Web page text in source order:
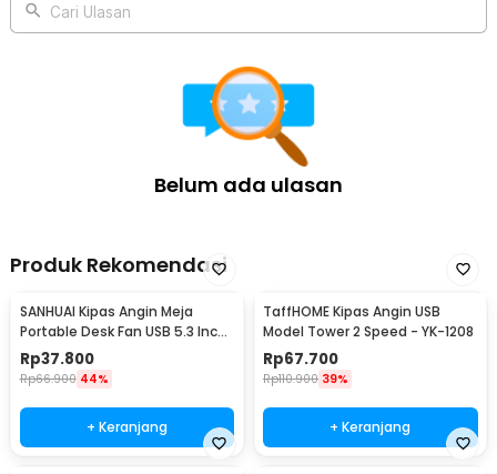
2 x Dynabolt
1 x Set Mur, Baut dan Fisher
Cari Ulasan
Belum ada ulasan
Produk Rekomendasi
SANHUAI Kipas Angin Meja
Portable Desk Fan USB 5.3 Inch
2.5W - A18
Rp37.800
Rp66.900 44%
+ Keranjang
TaffHOME Kipas Angin USB
Model Tower 2 Speed - YK-1208
Rp67.700
Rp110.900 39%
+ Keranjang